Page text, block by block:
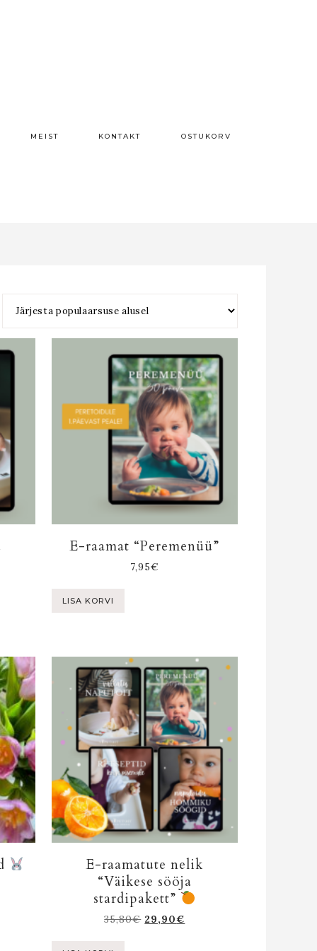
MEIST KONTAKT OSTUKORV
E-raamat “Peremenüü”
7,95€
LISA KORVI
E-raamatute nelik
“Väikese sööja
stardipakett”
35,80€ 29,90€